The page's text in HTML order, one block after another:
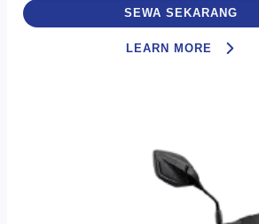
SEWA SEKARANG
LEARN MORE